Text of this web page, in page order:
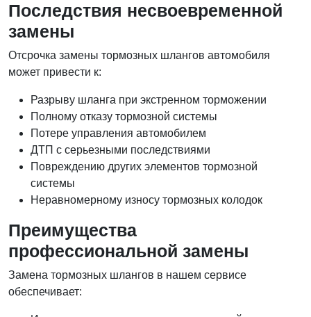
Последствия несвоевременной
замены
Отсрочка замены тормозных шлангов автомобиля
может привести к:
Разрыву шланга при экстренном торможении
Полному отказу тормозной системы
Потере управления автомобилем
ДТП с серьезными последствиями
Повреждению других элементов тормозной
системы
Неравномерному износу тормозных колодок
Преимущества
профессиональной замены
Замена тормозных шлангов в нашем сервисе
обеспечивает: